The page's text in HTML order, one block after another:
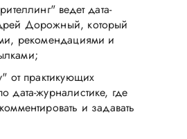
ведет дата-
Дорожный, который
рекомендациями и
от практикующих
дата-журналистике, где
и задавать